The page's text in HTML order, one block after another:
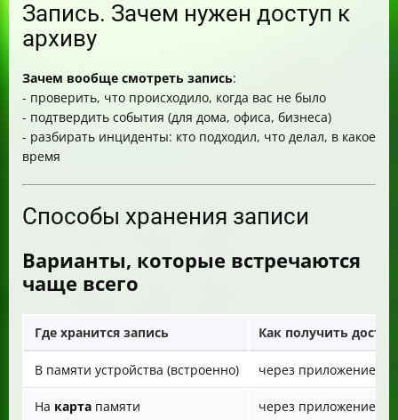
Запись. Зачем нужен доступ к
архиву
Зачем вообще смотреть запись:
- проверить, что происходило, когда вас не было
- подтвердить события (для дома, офиса, бизнеса)
- разбирать инциденты: кто подходил, что делал, в какое
время
Способы хранения записи
Варианты, которые встречаются
чаще всего
Где хранится запись Как получить доступ
В памяти устройства (встроенно) через приложение
На карта памяти через приложение